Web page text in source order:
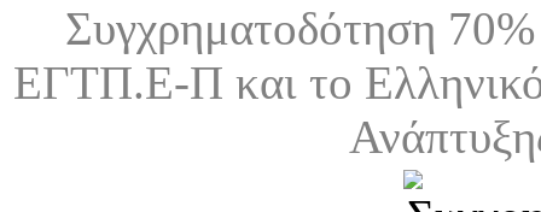
Συγχρηματοδότηση
ΕΓΤΠ.Ε-Π και το